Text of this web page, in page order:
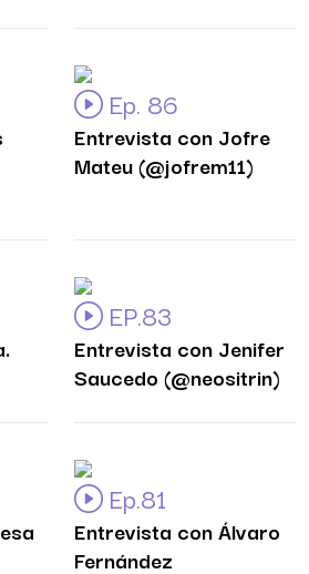
Ep. 86
Entrevista con Jofre
Mateu (@jofrem11)
EP.83
Entrevista con Jenifer
Saucedo (@neositrin)
Ep.81
Entrevista con Álvaro
Fernández